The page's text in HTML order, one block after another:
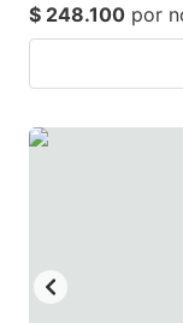
$ 248.100 por